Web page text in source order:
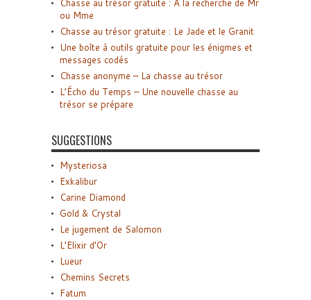
Chasse au trésor gratuite : A la recherche de Mr
ou Mme
Chasse au trésor gratuite : Le Jade et le Granit
Une boîte à outils gratuite pour les énigmes et
messages codés
Chasse anonyme – La chasse au trésor
L’Écho du Temps – Une nouvelle chasse au
trésor se prépare
SUGGESTIONS
Mysteriosa
Exkalibur
Carine Diamond
Gold & Crystal
Le jugement de Salomon
L’Elixir d’Or
Lueur
Chemins Secrets
Fatum